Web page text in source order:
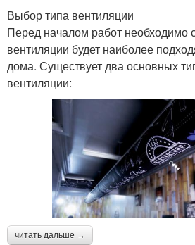
Выбор типа вентиляции
Перед началом работ необходимо
вентиляции будет наиболее
дома. Существует два основных
вентиляции:
читать дальше →